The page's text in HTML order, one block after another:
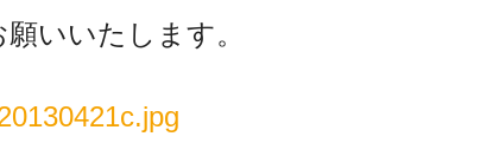
いいたします。